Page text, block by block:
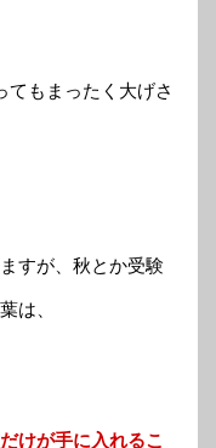
てもまったく大げさ
すが、秋とか受験
は、
けが手に入れるこ